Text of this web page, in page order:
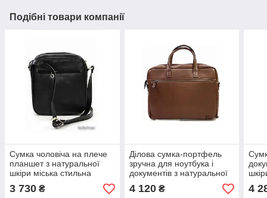
Подібні товари компанії
Сумка чоловіча на плече
планшет з натуральної
шкіри міська стильна
ділова міська стильна для
документів якісна
3 730 ₴
Ділова сумка-портфель
зручна для ноутбука і
документів з натуральної
шкіри Катана
4 120₴ 4